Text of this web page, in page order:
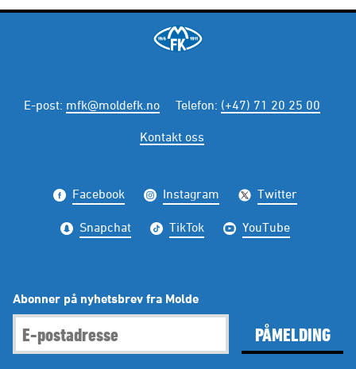
E-post: mfk@moldefk.no Telefon: (+47) 71 20 25 00
Kontakt oss
Facebook Instagram Twitter
Snapchat TikTok YouTube
Abonner på nyhetsbrev fra Molde
PÅMELDING